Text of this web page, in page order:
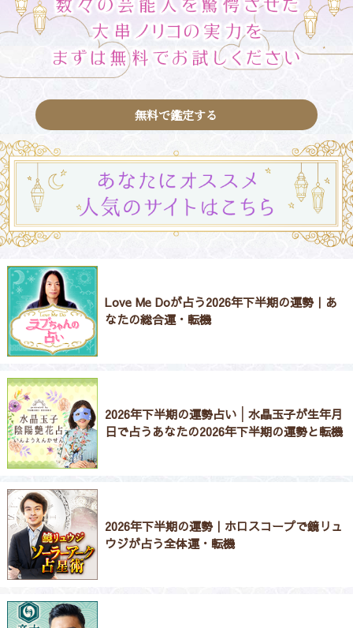
無料で鑑定する
Love Me Doが占う2026年下半期の運勢｜あ
なたの総合運・転機
2026年下半期の運勢占い│水晶玉子が生年月
日で占うあなたの2026年下半期の運勢と転機
2026年下半期の運勢｜ホロスコープで鏡リュ
ウジが占う全体運・転機